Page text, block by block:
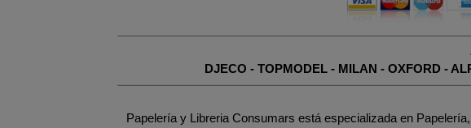
DJECO - TOPMODEL- MILAN - OXFORD -
Papelería y Libreria Consumars está especializada en